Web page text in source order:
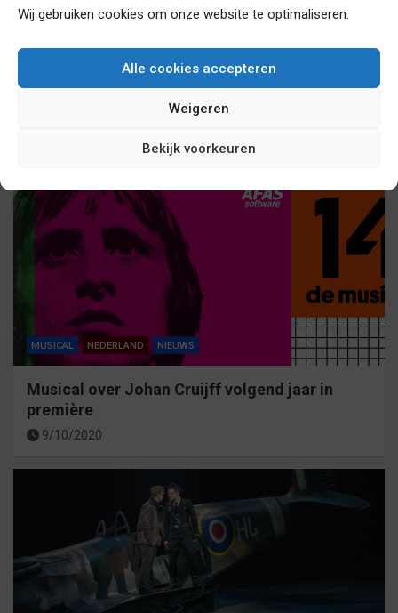
Wij gebruiken cookies om onze website te optimaliseren.
Alle cookies accepteren
Weigeren
Bekijk voorkeuren
Herstart Tina Turner musical uitgesteld
©Manuel Harlan
MUSICAL NEDERLAND NIEUWS
Musical over Johan Cruijff volgend jaar in
première
9/10/2020